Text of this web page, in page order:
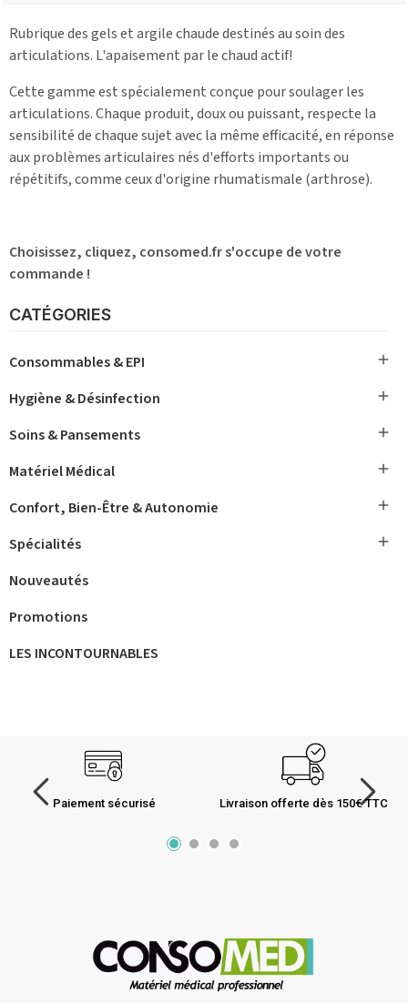
CATÉGORIES
Consommables & EPI 
Hygiène & Désinfection 
Soins & Pansements 
Matériel Médical 
Confort, Bien-Être & Autonomie 
Spécialités 
Nouveautés
Promotions
LES INCONTOURNABLES
Rubrique des gels et argile chaude destinés au soin des
articulations. L'apaisement par le chaud actif!
Cette gamme est spécialement conçue pour soulager les
articulations. Chaque produit, doux ou puissant, respecte la
sensibilité de chaque sujet avec la même efficacité, en réponse
aux problèmes articulaires nés d'efforts importants ou
répétitifs, comme ceux d'origine rhumatismale (arthrose).
Choisissez, cliquez, consomed.fr s'occupe de votre
commande !
Paiement sécurisé Livraison offerte dès 150€ TTC